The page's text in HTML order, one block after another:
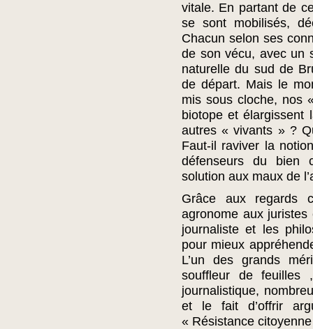
vitale. En partant de
se sont mobilisés,
Chacun selon ses
de son vécu, avec un
naturelle du sud de
de départ. Mais le
mis sous cloche, nos
biotope et élargissent
autres « vivants » ?
Faut-il raviver la
défenseurs du bien
solution aux maux de
Grâce aux regards
agronome aux
journaliste et les
pour mieux
L’un des grands
souffleur de feuilles
journalistique,
et le fait d’offrir
« Résistance